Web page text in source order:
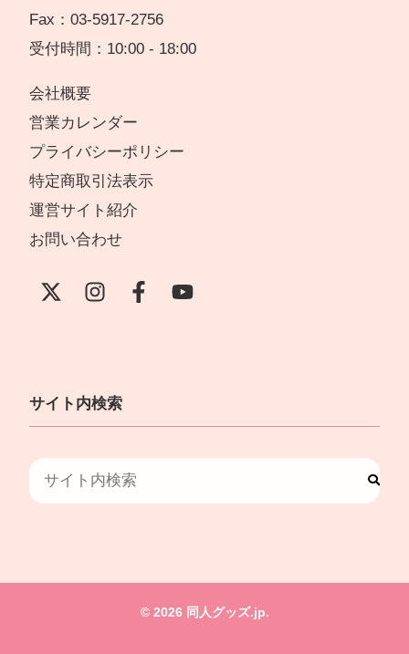
Fax：03-5917-2756
受付時間：10:00 - 18:00
会社概要
営業カレンダー
プライバシーポリシー
特定商取引法表示
運営サイト紹介
お問い合わせ
サイト内検索
© 2026 同人グッズ.jp.